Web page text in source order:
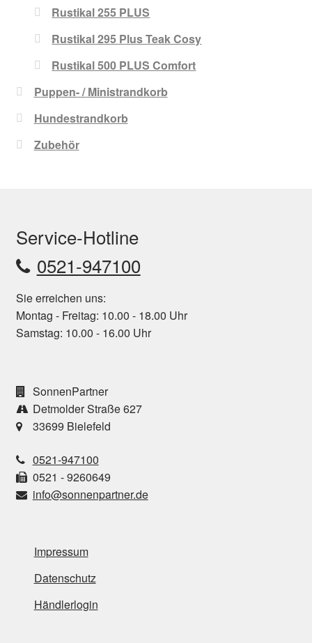
Rustikal 255 PLUS
Rustikal 295 Plus Teak Cosy
Rustikal 500 PLUS Comfort
Puppen- / Ministrandkorb
Hundestrandkorb
Zubehör
Service-Hotline
0521-947100
Sie erreichen uns:
Montag - Freitag: 10.00 - 18.00 Uhr
Samstag: 10.00 - 16.00 Uhr
SonnenPartner
Detmolder Straße 627
33699 Bielefeld
0521-947100
0521 - 9260649
info@sonnenpartner.de
Impressum
Datenschutz
Händlerlogin